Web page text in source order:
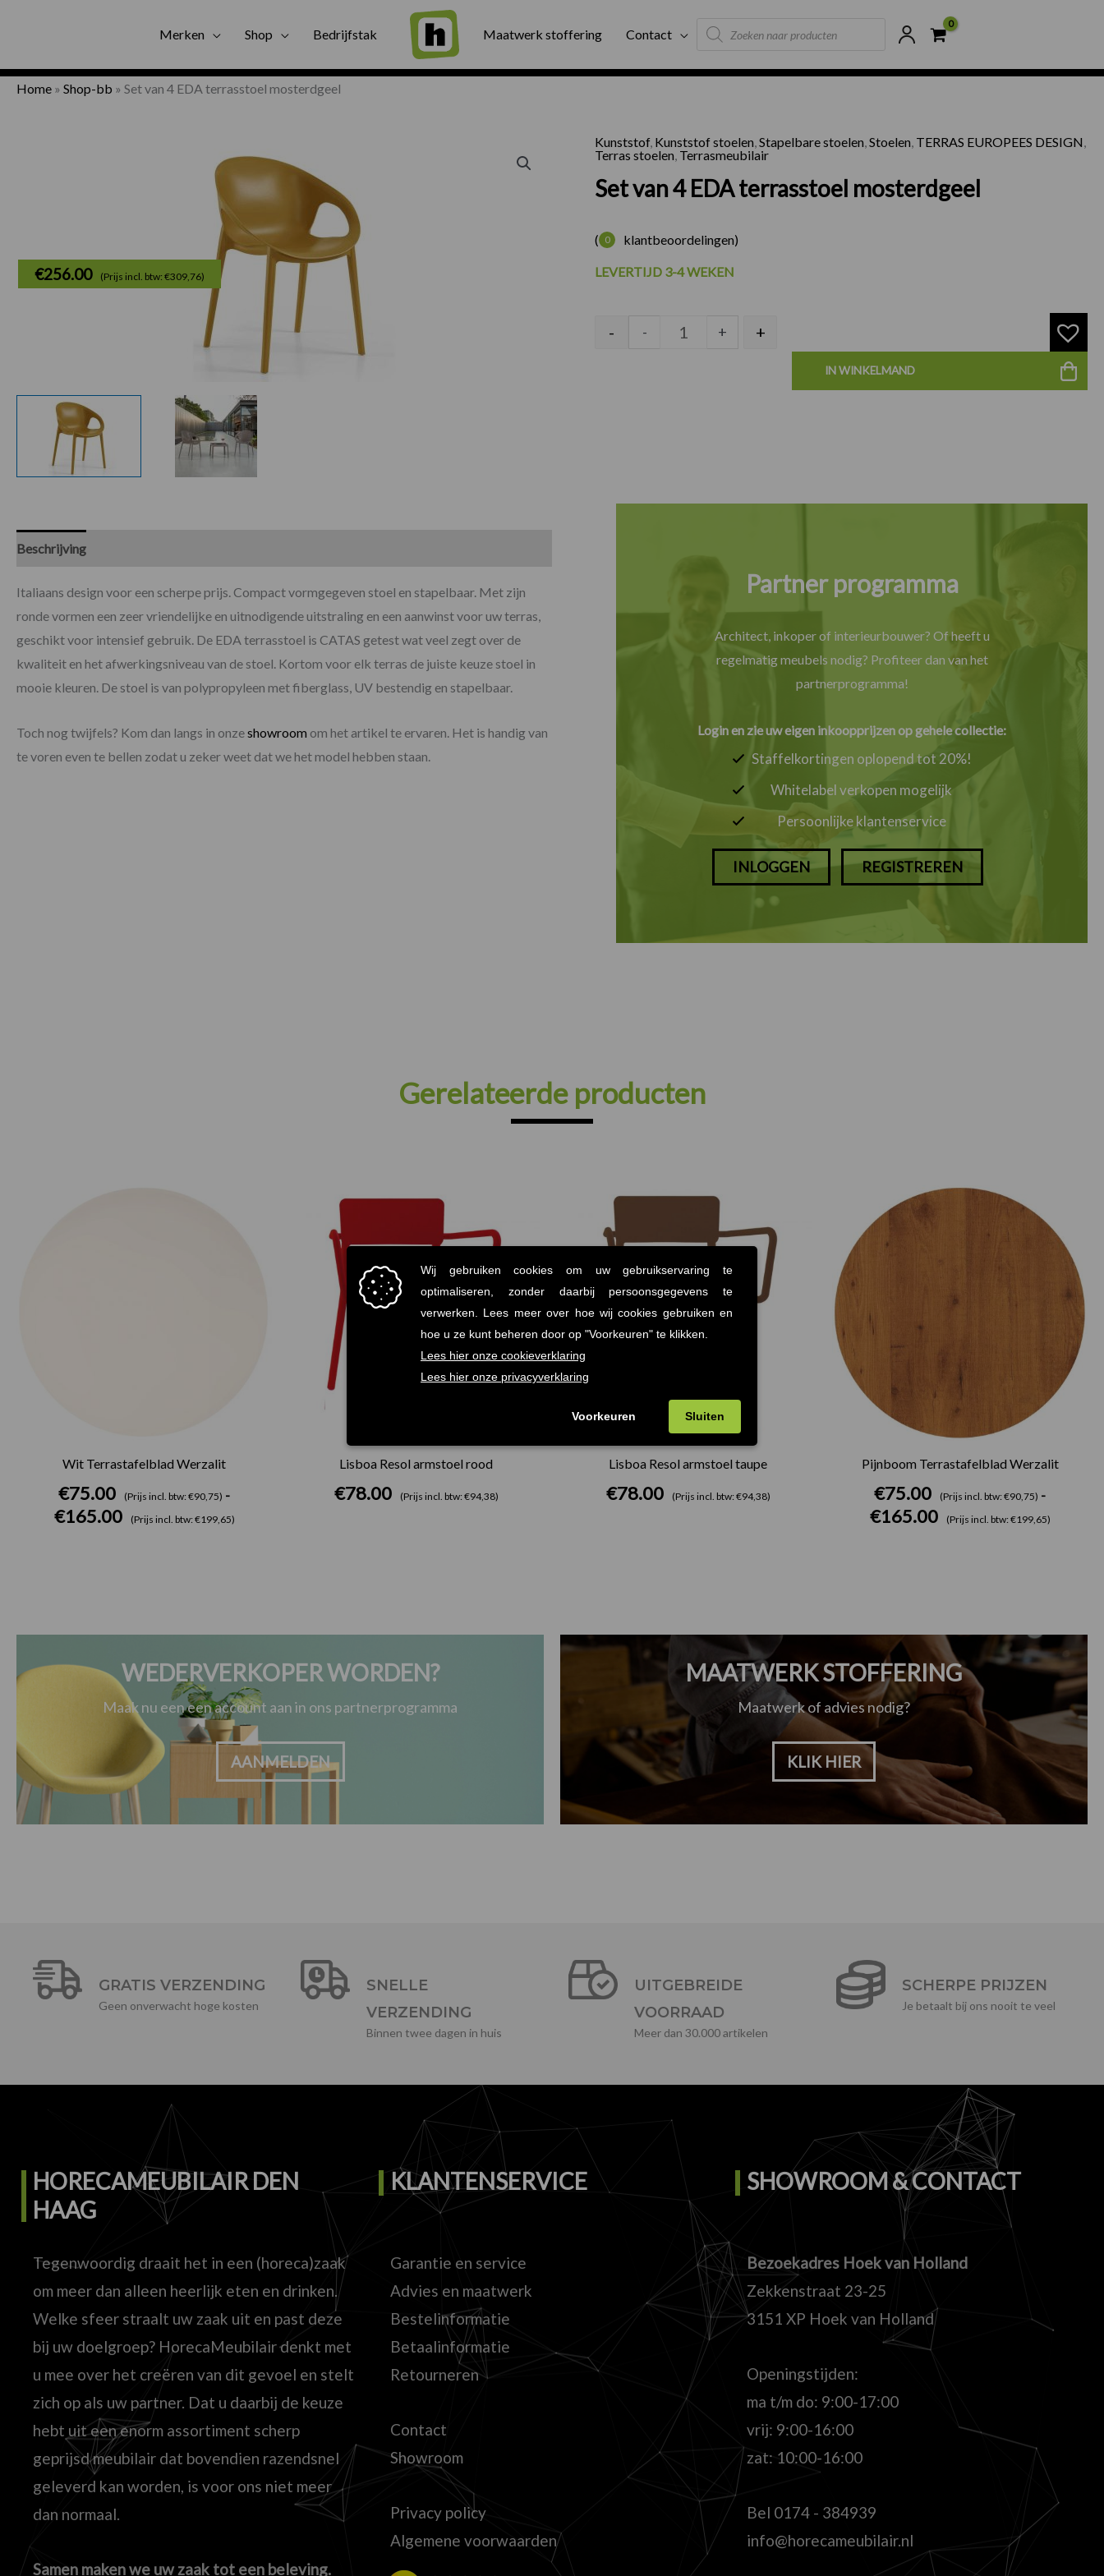
Merken Shop Bedrijfstak Maatwerk stoffering Contact
Products
search
Gratis bezorging Binnen twee werkdagen geleverd Externe voorraad Scherpste prijzen van NL
Home » Shop-bb » Set van 4 EDA terrasstoel mosterdgeel
Kunststof, Kunststof stoelen,Stapelbare stoelen,Stoelen, TERRAS EUROPEES DESIGN,
Terras stoelen, Terrasmeubilair
Set van 4 EDA terrasstoel mosterdgeel
( 0 klantbeoordelingen)
€256.00 (Prijs incl. btw: €309,76) LEVERTIJD 3-4 WEKEN
Set van 4 EDA terrasstoel mosterdgeel aantal
- - + +
IN WINKELMAND
Beschrijving
Italiaans design voor een scherpe prijs. Compact vormgegeven stoel en stapelbaar. Met zijn
ronde vormen een zeer vriendelijke en uitnodigende uitstraling en een aanwinst voor uw terras,
geschikt voor intensief gebruik. De EDA terrasstoel is CATAS getest wat veel zegt over de
kwaliteit en het afwerkingsniveau van de stoel. Kortom voor elk terras de juiste keuze stoel in
mooie kleuren. De stoel is van polypropyleen met fiberglass, UV bestendig en stapelbaar.
Toch nog twijfels? Kom dan langs in onzeshowroom om het artikel te ervaren. Het is handig van
te voren even te bellen zodat u zeker weet dat we het model hebben staan.
Partner programma
Architect, inkoper of interieurbouwer? Of heeft u
regelmatig meubels nodig? Profiteer dan van het
partnerprogramma!
Login en zie uw eigen inkoopprijzen op gehele collectie:
Staffelkortingen oplopend tot 20%!
Whitelabel verkopen mogelijk
Persoonlijke klantenservice
INLOGGEN REGISTREREN
Gerelateerde producten
Wit Terrastafelblad Werzalit
€75.00 (Prijs incl. btw: €90,75) -
€165.00 (Prijs incl. btw: €199,65)
Lisboa Resol armstoel rood
€78.00 (Prijs incl. btw: €94,38)
Lisboa Resol armstoel taupe
€78.00 (Prijs incl. btw: €94,38)
Pijnboom Terrastafelblad Werzalit
€75.00 (Prijs incl. btw: €90,75) -
€165.00 (Prijs incl. btw: €199,65)
€165.00
WEDERVERKOPER WORDEN?
Maak nu een een account aan in ons partnerprogramma
AANMELDEN
MAATWERK STOFFERING
Maatwerk of advies nodig?
KLIK HIER
GRATIS VERZENDING
Geen onverwacht hoge kosten
SNELLE
VERZENDING
Binnen twee dagen in huis
UITGEBREIDE
VOORRAAD
Meer dan 30.000 artikelen
SCHERPE PRIJZEN
Je betaalt bij ons nooit te veel
HORECAMEUBILAIR DEN
HAAG
Tegenwoordig draait het in een (horeca)zaak
om meer dan alleen heerlijk eten en drinken.
Welke sfeer straalt uw zaak uit en past deze
bij uw doelgroep? HorecaMeubilair denkt met
u mee over het creëren van dit gevoel en stelt
zich op als uw partner. Dat u daarbij de keuze
hebt uit een enorm assortiment scherp
geprijsd meubilair dat bovendien razendsnel
geleverd kan worden, is voor ons niet meer
dan normaal.
Samen maken we uw zaak tot een beleving.
KLANTENSERVICE
Garantie en service
Advies en maatwerk
Bestelinformatie
Betaalinformatie
Retourneren
Contact
Showroom
Privacy policy
Algemene voorwaarden
SHOWROOM & CONTACT
Bezoekadres Hoek van Holland
Zekkenstraat 23-25
3151 XP Hoek van Holland
Openingstijden:
ma t/m do: 9:00-17:00
vrij: 9:00-16:00
zat: 10:00-16:00
Bel 0174 - 384939
info@horecameubilair.nl